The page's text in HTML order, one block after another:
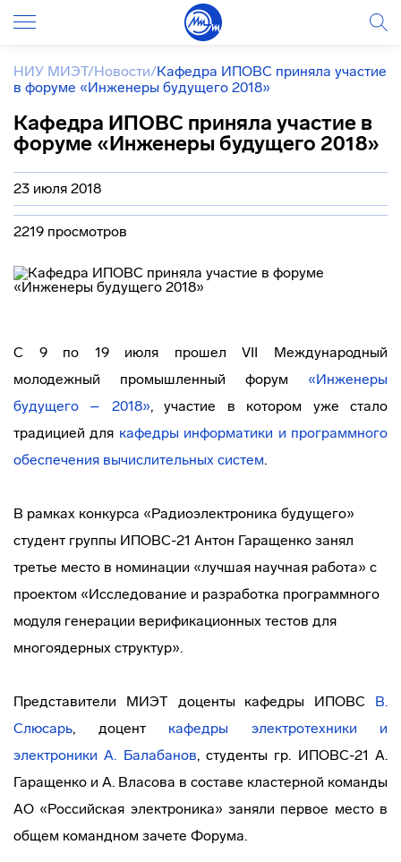
НИУ МИЭТ/Новости/Кафедра ИПОВС приняла участие
в форуме «Инженеры будущего 2018»
Кафедра ИПОВС приняла участие в
форуме «Инженеры будущего 2018»
23 июля 2018
2219 просмотров
С 9 по 19 июля прошел VII Международный
молодежный промышленный форум «Инженеры
будущего – 2018», участие в котором уже стало
традицией для кафедры информатики и программного
обеспечения вычислительных систем.
В рамках конкурса «Радиоэлектроника будущего»
студент группы ИПОВС-21 Антон Гаращенко занял
третье место в номинации «лучшая научная работа» с
проектом «Исследование и разработка программного
модуля генерации верификационных тестов для
многоядерных структур».
Представители МИЭТ доценты кафедры ИПОВС В.
Слюсарь, доцент кафедры электротехники и
электроники А. Балабанов, студенты гр. ИПОВС-21 А.
Гаращенко и А. Власова в составе кластерной команды
АО «Российская электроника» заняли первое место в
общем командном зачете Форума.